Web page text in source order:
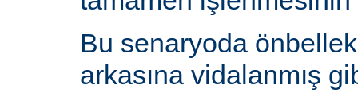
Bu senaryoda
arkasına vidalanmış